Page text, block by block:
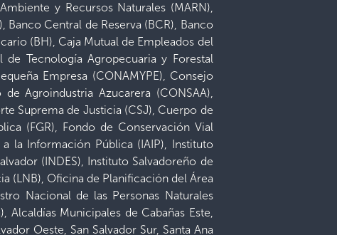
y Recursos Naturales (MARN),
Banco Central de Reserva (BCR), Banco
(BH), Caja Mutual de Empleados del
Tecnología Agropecuaria y Forestal
Empresa (CONAMYPE), Consejo
Agroindustria Azucarera (CONSAA),
Suprema de Justicia (CSJ), Cuerpo de
(FGR), Fondo de Conservación Vial
la Información Pública (IAIP), Instituto
(INDES), Instituto Salvadoreño de
(LNB), Oficina de Planificación del Área
Nacional de las Personas Naturales
Alcaldías Municipales de Cabañas Este,
Oeste, San Salvador Sur, Santa Ana